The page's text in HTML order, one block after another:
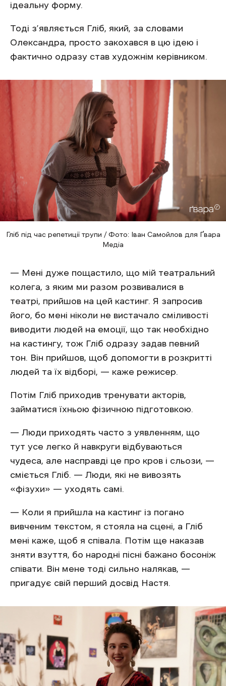
ідеальну форму.
Тоді з’являється Гліб, який, за словами
Олександра, просто закохався в цю ідею і
фактично одразу став художнім керівником.
Гліб під час репетиції трупи / Фото: Іван Самойлов для Ґвара
Медіа
— Мені дуже пощастило, що мій театральний
колега, з яким ми разом розвивалися в
театрі, прийшов на цей кастинг. Я запросив
його, бо мені ніколи не вистачало сміливості
виводити людей на емоції, що так необхідно
на кастингу, тож Гліб одразу задав певний
тон. Він прийшов, щоб допомогти в розкритті
людей та їх відборі, — каже режисер.
Потім Гліб приходив тренувати акторів,
займатися їхньою фізичною підготовкою.
— Люди приходять часто з уявленням, що
тут усе легко й навкруги відбуваються
чудеса, але насправді це про кров і сльози, —
сміється Гліб. — Люди, які не вивозять
«фізухи» — уходять самі.
— Коли я прийшла на кастинг із погано
вивченим текстом, я стояла на сцені, а Гліб
мені каже, щоб я співала. Потім ще наказав
зняти взуття, бо народні пісні бажано босоніж
співати. Він мене тоді сильно налякав, —
пригадує свій перший досвід Настя.